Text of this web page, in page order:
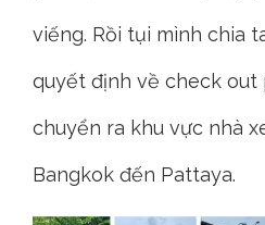
viếng. Rồi tụi mình chia
quyết định về check out
chuyển ra khu vực nhà
Bangkok đến Pattaya.